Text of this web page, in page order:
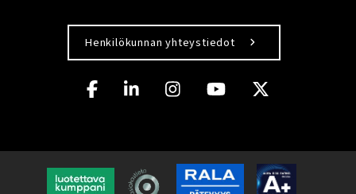
Henkilökunnan yhteystiedot